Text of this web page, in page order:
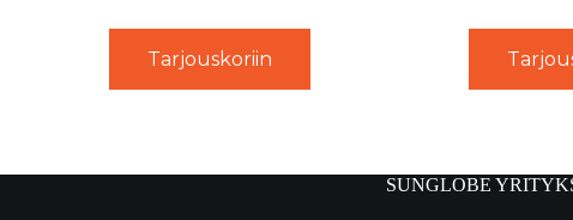
Tarjouskoriin
SUNGLOBE